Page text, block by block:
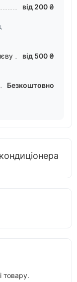
від 200 ₴
від 500 ₴
Безкоштовно
товару.